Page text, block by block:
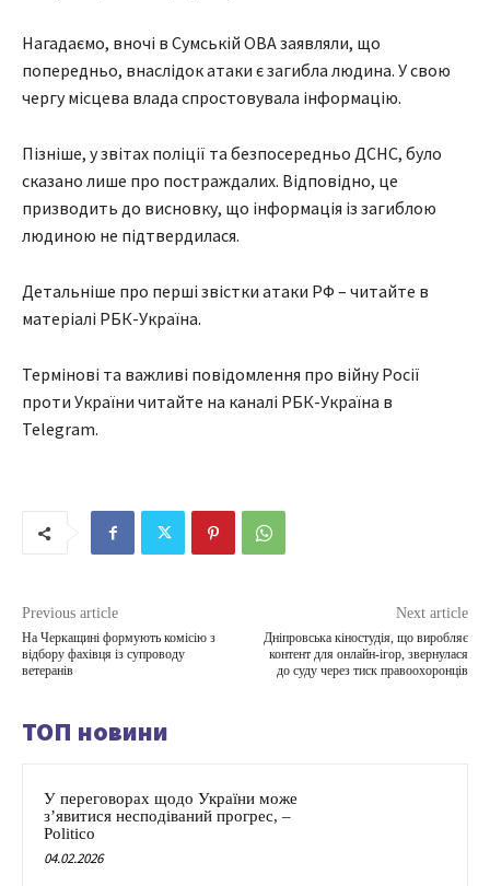
Нагадаємо, вночі в Сумській ОВА заявляли, що
попередньо, внаслідок атаки є загибла людина. У свою
чергу місцева влада спростовувала інформацію.
Пізніше, у звітах поліції та безпосередньо ДСНС, було
сказано лише про постраждалих. Відповідно, це
призводить до висновку, що інформація із загиблою
людиною не підтвердилася.
Детальніше про перші звістки атаки РФ – читайте в
матеріалі РБК-Україна.
Термінові та важливі повідомлення про війну Росії
проти України читайте на каналі РБК-Україна в
Telegram.
Previous article
На Черкащині формують комісію з
відбору фахівця із супроводу
ветеранів
Next article
Дніпровська кіностудія, що виробляє
контент для онлайн-ігор, звернулася
до суду через тиск правоохоронців
ТОП новини
У переговорах щодо України може
з’явитися несподіваний прогрес, –
Politico
04.02.2026